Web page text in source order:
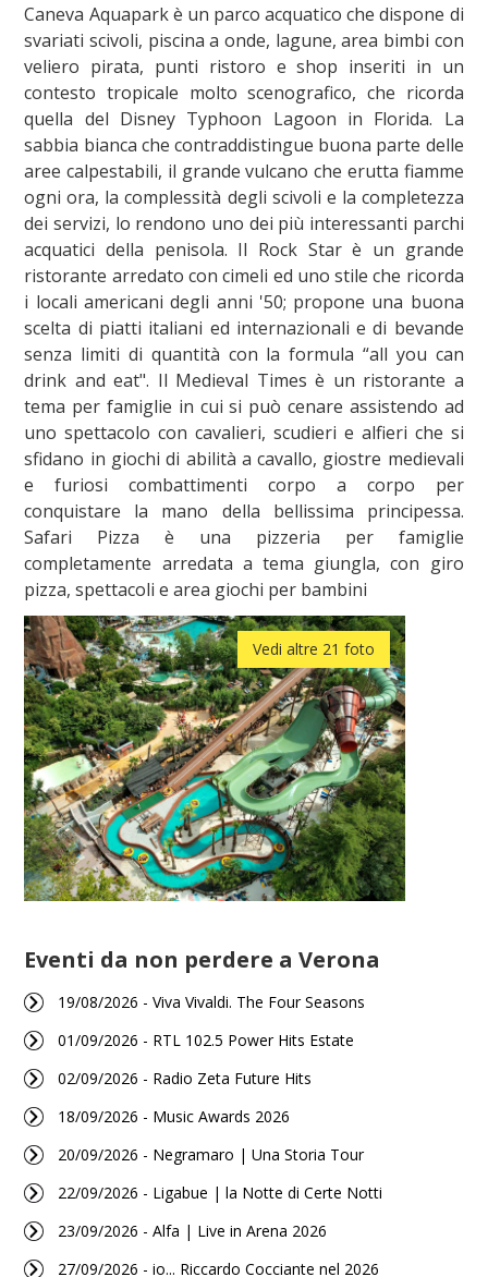
Caneva Aquapark è un parco acquatico che dispone di
svariati scivoli, piscina a onde, lagune, area bimbi con
veliero pirata, punti ristoro e shop inseriti in un
contesto tropicale molto scenografico, che ricorda
quella del Disney Typhoon Lagoon in Florida. La
sabbia bianca che contraddistingue buona parte delle
aree calpestabili, il grande vulcano che erutta fiamme
ogni ora, la complessità degli scivoli e la completezza
dei servizi, lo rendono uno dei più interessanti parchi
acquatici della penisola. Il Rock Star è un grande
ristorante arredato con cimeli ed uno stile che ricorda
i locali americani degli anni '50; propone una buona
scelta di piatti italiani ed internazionali e di bevande
senza limiti di quantità con la formula “all you can
drink and eat". Il Medieval Times è un ristorante a
tema per famiglie in cui si può cenare assistendo ad
uno spettacolo con cavalieri, scudieri e alfieri che si
sfidano in giochi di abilità a cavallo, giostre medievali
e furiosi combattimenti corpo a corpo per
conquistare la mano della bellissima principessa.
Safari Pizza è una pizzeria per famiglie
completamente arredata a tema giungla, con giro
pizza, spettacoli e area giochi per bambini
Vedi altre 21 foto
Eventi da non perdere a Verona
19/08/2026 - Viva Vivaldi. The Four Seasons
01/09/2026 - RTL 102.5 Power Hits Estate
02/09/2026 - Radio Zeta Future Hits
18/09/2026 - Music Awards 2026
20/09/2026 - Negramaro | Una Storia Tour
22/09/2026 - Ligabue | la Notte di Certe Notti
23/09/2026 - Alfa | Live in Arena 2026
27/09/2026 - io... Riccardo Cocciante nel 2026